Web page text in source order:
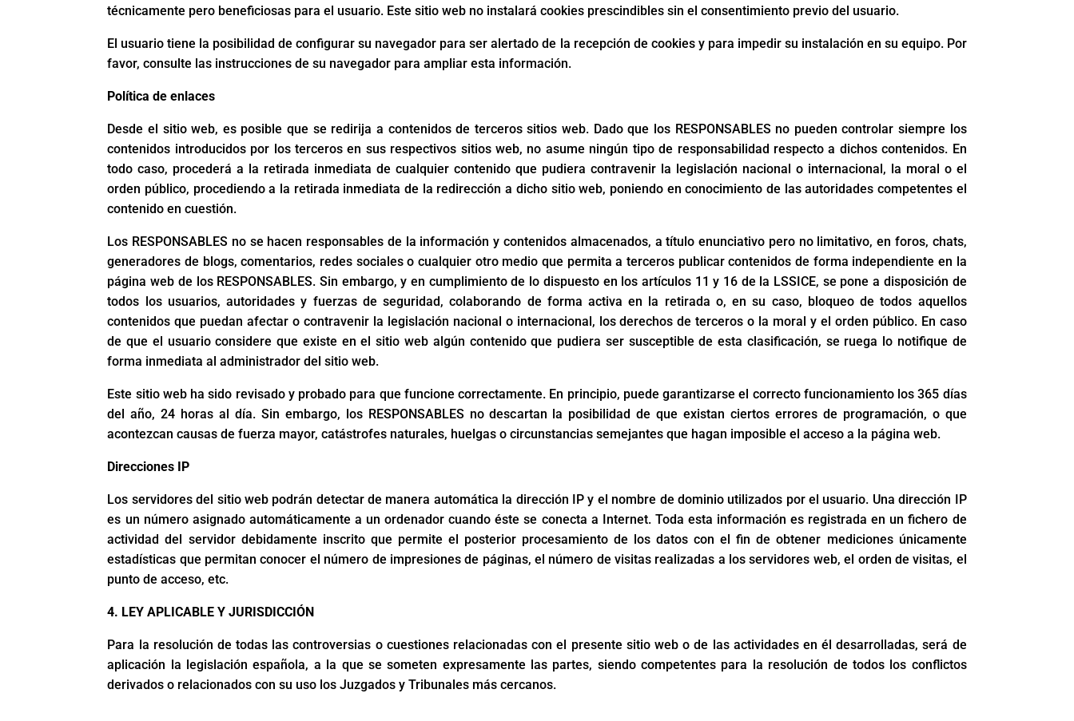
técnicamente pero beneficiosas para el usuario. Este sitio web no instalará cookies prescindibles sin el consentimiento previo del usuario.
El usuario tiene la posibilidad de configurar su navegador para ser alertado de la recepción de cookies y para impedir su instalación en su equipo. Por
favor, consulte las instrucciones de su navegador para ampliar esta información.
Política de enlaces
Desde el sitio web, es posible que se redirija a contenidos de terceros sitios web. Dado que los RESPONSABLES no pueden controlar siempre los
contenidos introducidos por los terceros en sus respectivos sitios web, no asume ningún tipo de responsabilidad respecto a dichos contenidos. En
todo caso, procederá a la retirada inmediata de cualquier contenido que pudiera contravenir la legislación nacional o internacional, la moral o el
orden público, procediendo a la retirada inmediata de la redirección a dicho sitio web, poniendo en conocimiento de las autoridades competentes el
contenido en cuestión.
Los RESPONSABLES no se hacen responsables de la información y contenidos almacenados, a título enunciativo pero no limitativo, en foros, chats,
generadores de blogs, comentarios, redes sociales o cualquier otro medio que permita a terceros publicar contenidos de forma independiente en la
página web de los RESPONSABLES. Sin embargo, y en cumplimiento de lo dispuesto en los artículos 11 y 16 de la LSSICE, se pone a disposición de
todos los usuarios, autoridades y fuerzas de seguridad, colaborando de forma activa en la retirada o, en su caso, bloqueo de todos aquellos
contenidos que puedan afectar o contravenir la legislación nacional o internacional, los derechos de terceros o la moral y el orden público. En caso
de que el usuario considere que existe en el sitio web algún contenido que pudiera ser susceptible de esta clasificación, se ruega lo notifique de
forma inmediata al administrador del sitio web.
Este sitio web ha sido revisado y probado para que funcione correctamente. En principio, puede garantizarse el correcto funcionamiento los 365 días
del año, 24 horas al día. Sin embargo, los RESPONSABLES no descartan la posibilidad de que existan ciertos errores de programación, o que
acontezcan causas de fuerza mayor, catástrofes naturales, huelgas o circunstancias semejantes que hagan imposible el acceso a la página web.
Direcciones IP
Los servidores del sitio web podrán detectar de manera automática la dirección IP y el nombre de dominio utilizados por el usuario. Una dirección IP
es un número asignado automáticamente a un ordenador cuando éste se conecta a Internet. Toda esta información es registrada en un fichero de
actividad del servidor debidamente inscrito que permite el posterior procesamiento de los datos con el fin de obtener mediciones únicamente
estadísticas que permitan conocer el número de impresiones de páginas, el número de visitas realizadas a los servidores web, el orden de visitas, el
punto de acceso, etc.
4. LEY APLICABLE Y JURISDICCIÓN
Para la resolución de todas las controversias o cuestiones relacionadas con el presente sitio web o de las actividades en él desarrolladas, será de
aplicación la legislación española, a la que se someten expresamente las partes, siendo competentes para la resolución de todos los conflictos
derivados o relacionados con su uso los Juzgados y Tribunales más cercanos.